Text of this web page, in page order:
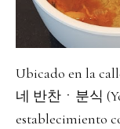
Ubicado en la
네 반찬ㆍ분식
establecimiento